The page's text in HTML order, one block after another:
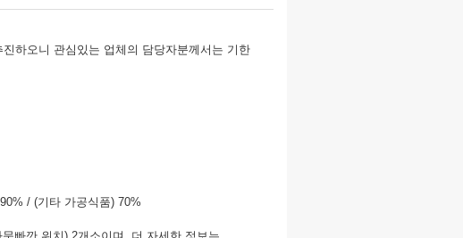
하오니 관심있는 업체의 담당자분께서는 기한
/ (기타 가공식품) 70%